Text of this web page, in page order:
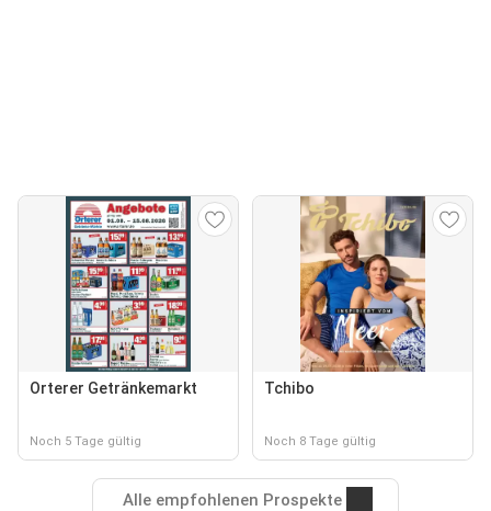
Orterer Getränkemarkt
Noch 5 Tage gültig
Tchibo
Noch 8 Tage gültig
Alle empfohlenen Prospekte